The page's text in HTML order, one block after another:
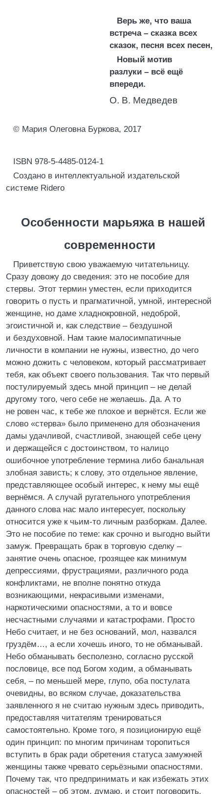
Верь же, что ваша
встреча – сказка всех
сказок, песня всех песен,
Новый мотив
разлуки – всё ещё
впереди.
О. В. Медведев
© Мария Олеговна Буркова, 2017
ISBN 978-5-4485-0124-1
Создано в интеллектуальной издательской
системе Ridero
Особенности марьяжа в нашей
современности
Приветствую свою уважаемую читательницу.
Сразу довожу до сведения: это не пособие для
стервы. Этот термин уместен, если приходится
говорить о пусть и прагматичной, умной, интересной
женщине, но даме хладнокровной, недоброй,
эгоистичной и, как следствие – бездушной
и бездуховной. Нам такие малосимпатичные
личности в компании не нужны, известно, до чего
можно дожить с человеком, который рассматривает
тебя, как объект своего пользования. Так что первый
постулируемый здесь мной принцип – не делай
другому того, чего себе не желаешь. Да. А то
не ровен час, к тебе же плохое и вернётся. Если же
слово «стерва» было применено для обозначения
дамы удачливой, счастливой, знающей себе цену
и держащейся с достоинством, то налицо
ошибочное употребление термина либо банальная
злобная зависть; к слову, это отдельное явление,
представляющее особый интерес, к нему мы ещё
вернёмся. А случай ругательного употребления
данного слова нас мало интересует, поскольку
относится уже к чьим-то личным разборкам. Далее.
Это не пособие по теме: как срочно и выгодно выйти
замуж. Превращать брак в торговую сделку –
занятие очень опасное, грозящее как минимум
депрессиями, фрустрациями, различного рода
конфликтами, не вполне понятно откуда
возникающими, некрасивыми изменами,
наркотическими опасностями, а то и вовсе
несчастными случаями и катастрофами. Просто
Небо считает, и не без оснований, мол, назвался
груздём…, а если хочешь иного, то не обманывай.
Небо обманывать бесполезно, согласно русской
пословице, все под Богом ходим, а обманывать
себя, – по меньшей мере, глупо, оба постулата
очевидны, во всяком случае, доказательства
заявленного я не считаю нужным здесь приводить,
предоставляя читателям тренироваться
самостоятельно. Кроме того, я позиционирую ещё
один принцип: по многим причинам торопиться
вступить в брак ради обретения статуса замужней
женщины также чревато серьёзными опасностями.
Почему так, что предпринимать и как избежать этих
опасностей – об этом, думаю, и стоит поговорить.